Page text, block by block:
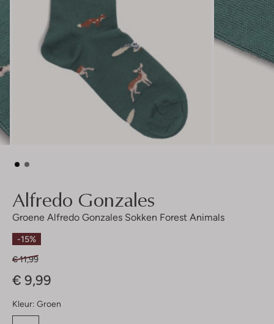
Alfredo Gonzales
Groene Alfredo Gonzales Sokken Forest Animals
-15%
€ 11,99
€ 9,99
Kleur: Groen